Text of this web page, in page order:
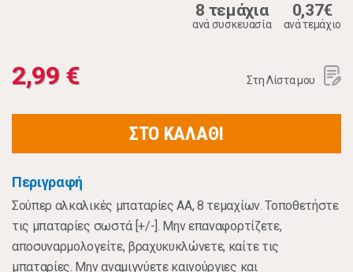
8 τεμάχια
ανά συσκευασία
0,37€
ανά τεμάχιο
2,99 € Στη Λίστα μου
ΣΤΟ ΚΑΛΑΘΙ
Περιγραφή
Σούπερ αλκαλικές μπαταρίες ΑΑ, 8 τεμαχίων. Τοποθετήστε
τις μπαταρίες σωστά [+/-]. Μην επαναφορτίζετε,
αποσυναρμολογείτε, βραχυκυκλώνετε, καίτε τις
μπαταρίες. Μην αναμιγνύετε καινούργιες και